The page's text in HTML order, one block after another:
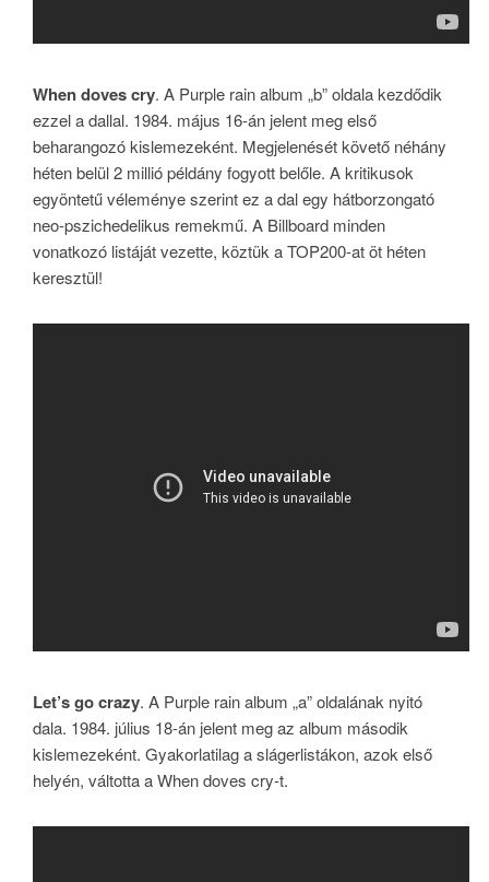
When doves cry. A Purple rain album „b” oldala kezdődik
ezzel a dallal. 1984. május 16-án jelent meg első
beharangozó kislemezeként. Megjelenését követő néhány
héten belül 2 millió példány fogyott belőle. A kritikusok
egyöntetű véleménye szerint ez a dal egy hátborzongató
neo-pszichedelikus remekmű. A Billboard minden
vonatkozó listáját vezette, köztük a TOP200-at öt héten
keresztül!
Let’s go crazy. A Purple rain album „a” oldalának nyitó
dala. 1984. július 18-án jelent meg az album második
kislemezeként. Gyakorlatilag a slágerlistákon, azok első
helyén, váltotta a When doves cry-t.